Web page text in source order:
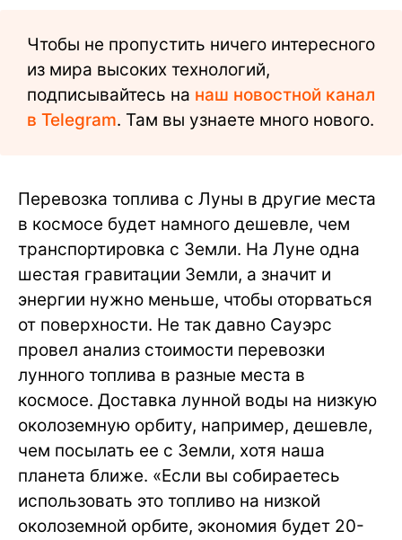
Чтобы не пропустить ничего интересного
из мира высоких технологий,
подписывайтесь на наш новостной канал
в Telegram. Там вы узнаете много нового.
Перевозка топлива с Луны в другие места
в космосе будет намного дешевле, чем
транспортировка с Земли. На Луне одна
шестая гравитации Земли, а значит и
энергии нужно меньше, чтобы оторваться
от поверхности. Не так давно Сауэрс
провел анализ стоимости перевозки
лунного топлива в разные места в
космосе. Доставка лунной воды на низкую
околоземную орбиту, например, дешевле,
чем посылать ее с Земли, хотя наша
планета ближе. «Если вы собираетесь
использовать это топливо на низкой
околоземной орбите, экономия будет 20-